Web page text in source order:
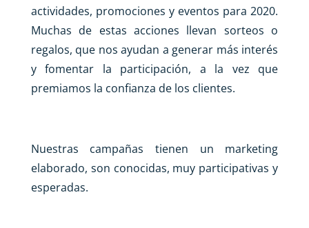
actividades, promociones y eventos para 2020.
Muchas de estas acciones llevan sorteos o
regalos, que nos ayudan a generar más interés
y fomentar la participación, a la vez que
premiamos la confianza de los clientes.
Nuestras campañas tienen un marketing
elaborado, son conocidas, muy participativas y
esperadas.